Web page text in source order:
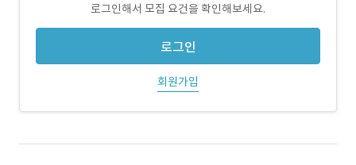
로그인해서 모집 요건을 확인해보세요.
로그인
회원가입